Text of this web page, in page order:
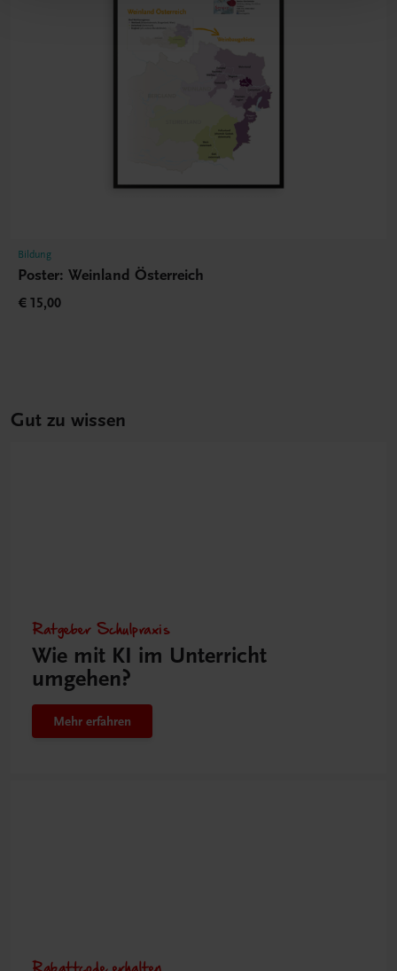
Bildung
Poster: Weinland Österreich
€ 15,00
Gut zu wissen
Ratgeber Schulpraxis
Wie mit KI im Unterricht
umgehen?
Mehr erfahren